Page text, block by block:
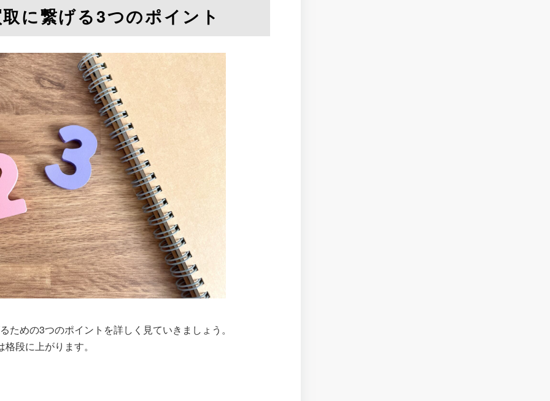
に繋げる3つのポイント
めの3つのポイントを詳しく見ていきましょう。
段に上がります。